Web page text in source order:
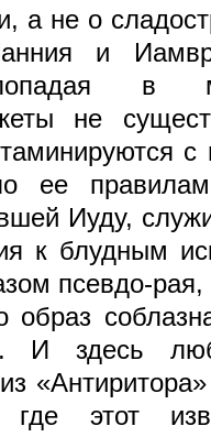
а не о
и
в
не
с
ее
Иуду,
к блудным
псевдо-
образ
И здесь
этот